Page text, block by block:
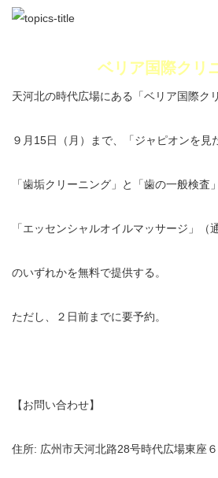
ベリア国際クリ
天河北の時代広場にある「ベリア国際ク
９月15日（月）まで、「ジャピオンを見
「歯垢クリーニング」と「歯の一般検査
「エッセンシャルオイルマッサージ」（
のいずれかを無料で提供する。
ただし、２日前までに要予約。
【お問い合わせ】
住所: 広州市天河北路28号時代広場東座